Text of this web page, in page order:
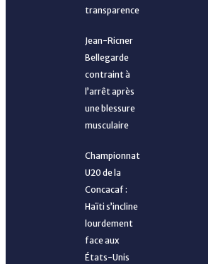
Les Grenadières visent la première
Mondial féminin 2027 : une liste
transparence
Jean-Ricner
Bellegarde
contraint à
l’arrêt après
une blessure
musculaire
Championnat
U20 de la
Concacaf :
Haïti s’incline
lourdement
face aux
États-Unis